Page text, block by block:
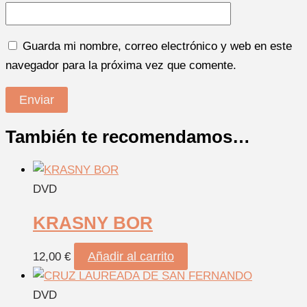
Guarda mi nombre, correo electrónico y web en este
navegador para la próxima vez que comente.
También te recomendamos…
DVD
KRASNY BOR
12,00 € Añadir al carrito
DVD